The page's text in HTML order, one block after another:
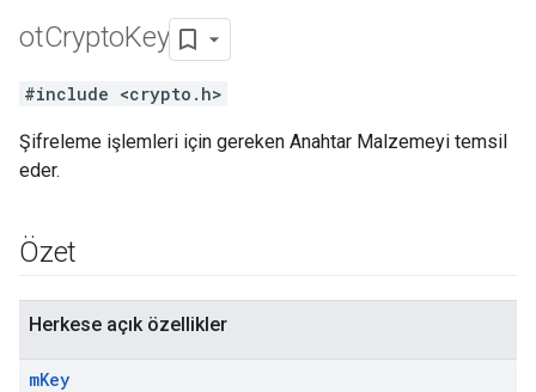
otCryptoKey
#include <crypto.h>
Şifreleme işlemleri için gereken Anahtar Malzemeyi temsil
eder.
Özet
Herkese açık özellikler
mKey